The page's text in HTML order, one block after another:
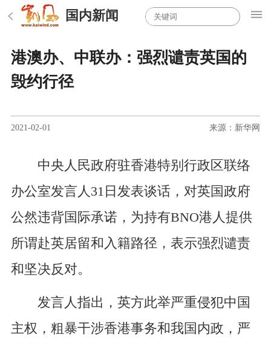
国内新闻
港澳办、中联办：强烈谴责英国的
毁约行径
2021-02-01 来源：新华网
中央人民政府驻香港特别行政区联络
办公室发言人31日发表谈话，对英国政府
公然违背国际承诺，为持有BNO港人提供
所谓赴英居留和入籍路径，表示强烈谴责
和坚决反对。
发言人指出，英方此举严重侵犯中国
主权，粗暴干涉香港事务和我国内政，严